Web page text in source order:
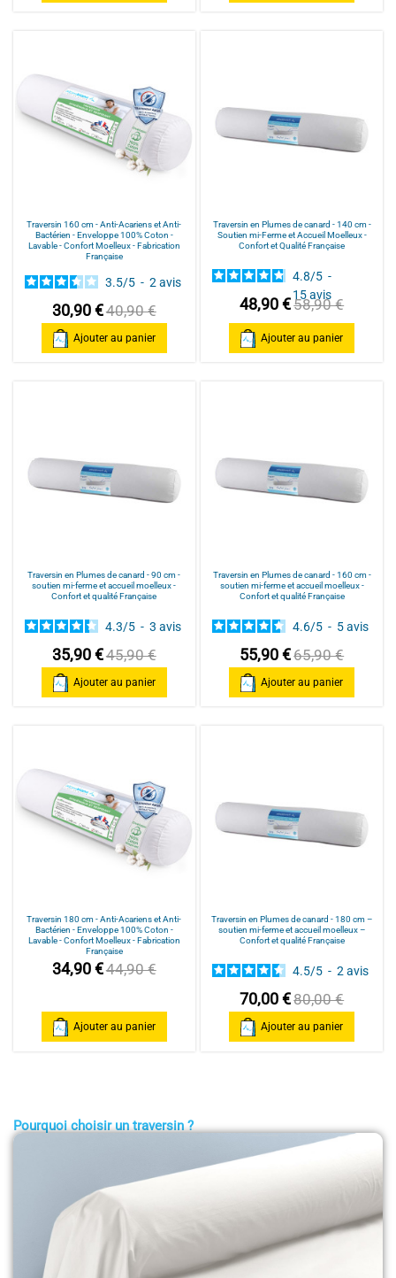
Traversin 160 cm - Anti-Acariens et Anti-
Bactérien - Enveloppe 100% Coton -
Lavable - Confort Moelleux - Fabrication
Française
3.5/5 - 2 avis
30,90 €40,90 €
Ajouter au panier
Traversin en Plumes de canard - 140 cm -
Soutien mi-Ferme et Accueil Moelleux -
Confort et Qualité Française
4.8/5 -
15avis
48,90 €58,90 €
Ajouter au panier
Traversin en Plumes de canard - 90 cm -
soutien mi-ferme et accueil moelleux -
Confort et qualité Française
4.3/5 - 3 avis
35,90 €45,90 €
Ajouter au panier
Traversin en Plumes de canard - 160 cm -
soutien mi-ferme et accueil moelleux -
Confort et qualité Française
4.6/5 - 5avis
55,90 €65,90 €
Ajouter au panier
Traversin 180 cm - Anti-Acariens et Anti-
Bactérien - Enveloppe 100% Coton -
Lavable - Confort Moelleux - Fabrication
Française
34,90 €44,90 €
Ajouter au panier
Traversin en Plumes de canard - 180 cm –
soutien mi-ferme et accueil moelleux –
Confort et qualité Française
4.5/5 - 2avis
70,00 €80,00 €
Ajouter au panier
Pourquoi choisir un traversin ?